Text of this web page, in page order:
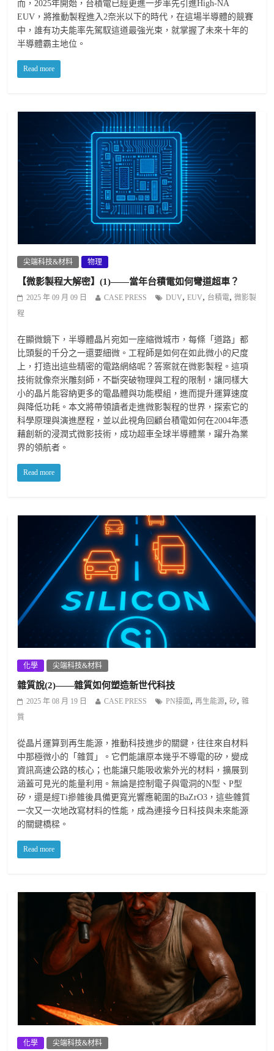
而，2025年開始，台積電已經更進一步率先引進High-NA
EUV，將推動製程進入2奈米以下的時代，在這場半導體的競賽
中，誰有功夫能率先駕馭這道最強光束，就掌握了未來十年的
半導體霸主地位。
Read more
尖端科技&材料 物理
【微影製程大解密】(1)——當年台積電如何彎道超車？
2025 年 09 月 09 日 CASE PRESS DUV,EUV, 台積電,微影製
程
在顯微鏡下，半導體晶片宛如一座縮微城市，每條「道路」都
比頭髮的千分之一還要細微。工程師是如何在如此微小的尺度
上，打造出這些精密的電路網絡呢？答案就在微影製程。這項
技術就像奈米雕刻師，不斷突破物理與工程的限制，讓同樣大
小的晶片能容納更多的電晶體與功能模組，進而提升運算速度
與降低功耗。本文將帶領讀者走進微影製程的世界，探索它的
科學原理與演進歷程，並以此視角回顧台積電如何在2004年憑
藉創新的浸潤式微影技術，成功超車全球半導體業，躍升為業
界的領航者。
Read more
化學 尖端科技&材料
雜質說(2)——雜質如何塑造新世代科技
2025 年 08 月 19 日 CASE PRESS PN接面,再生能源,矽,雜
質
從晶片運算到再生能源，推動科技進步的關鍵，往往來自材料
中那極微小的「雜質」。它們能讓原本幾乎不導電的矽，變成
資訊高速公路的核心；也能讓只能吸收紫外光的材料，擴展到
涵蓋可見光的能量利用。無論是控制電子與電洞的N型、P型
矽，還是經Ti摻雜後具備更寬光響應範圍的BaZrO3，這些雜質
一次又一次地改寫材料的性能，成為連接今日科技與未來能源
的關鍵橋樑。
Read more
化學 尖端科技&材料